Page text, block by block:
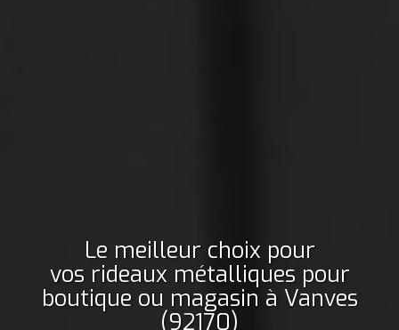
Le meilleur choix pour
vos rideaux métalliques pour
boutique ou magasin à Vanves
(92170)